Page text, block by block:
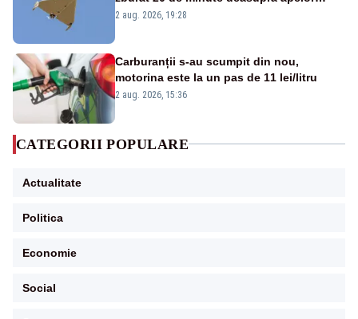
României. Au fost ridicate două F-16
2 aug. 2026, 19:28
Carburanții s-au scumpit din nou,
motorina este la un pas de 11 lei/litru
2 aug. 2026, 15:36
CATEGORII POPULARE
Actualitate
Politica
Economie
Social